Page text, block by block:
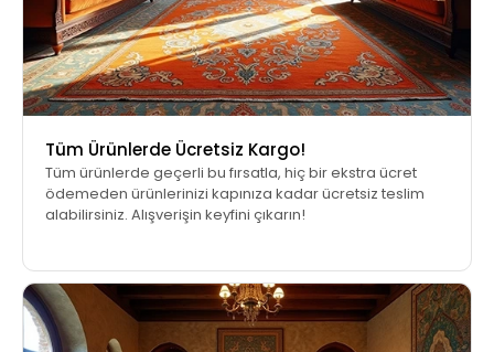
Tüm Ürünlerde Ücretsiz Kargo!
Tüm ürünlerde geçerli bu fırsatla, hiç bir ekstra ücret
ödemeden ürünlerinizi kapınıza kadar ücretsiz teslim
alabilirsiniz. Alışverişin keyfini çıkarın!